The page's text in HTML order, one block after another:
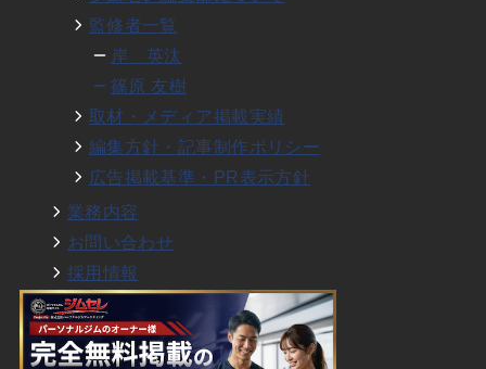
監修者一覧
岸 英汰
篠原 友樹
取材・メディア掲載実績
編集方針・記事制作ポリシー
広告掲載基準・PR表示方針
業務内容
お問い合わせ
採用情報